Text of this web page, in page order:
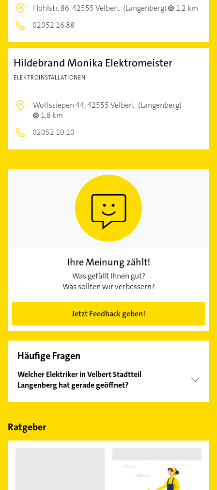
Hohlstr. 86,42555 Velbert (Langenberg)
1,2 km
02052 16 88
Hildebrand Monika Elektromeister
ELEKTROINSTALLATIONEN
Wolfssiepen 44,42555 Velbert (Langenberg)
1,8 km
02052 10 10
Ihre Meinung zählt!
Was gefällt Ihnen gut?
Was sollten wir verbessern?
Jetzt Feedback geben!
Häufige Fragen
Welcher Elektriker in Velbert Stadtteil
Langenberg hat gerade geöffnet?
Im Anbieter-Bereich finden Sie alleÖffnungszeiten.
Feiertagen abweichen können.
Ratgeber